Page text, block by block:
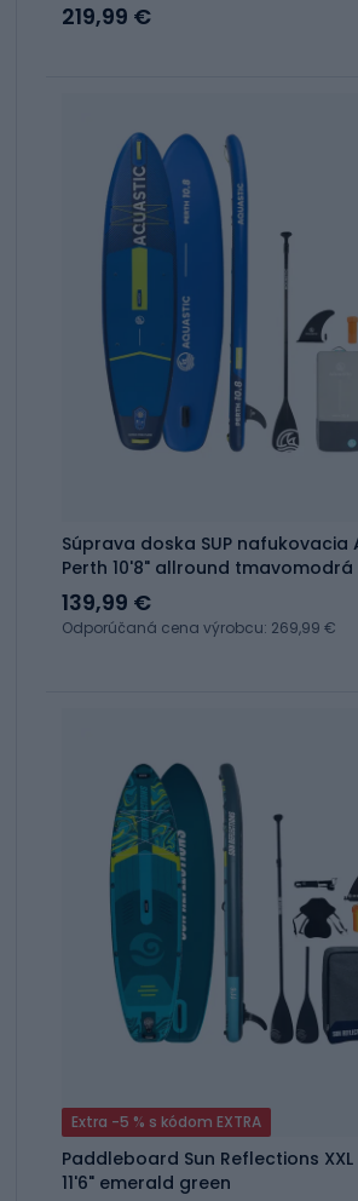
219,99 €
Súprava doska SUP nafukovacia
Perth 10'8" allround tmavomodrá
139,99 €
Odporúčaná cena výrobcu: 269,99 €
Extra -5 % s kódom EXTRA
Paddleboard Sun Reflections
11'6" emerald green